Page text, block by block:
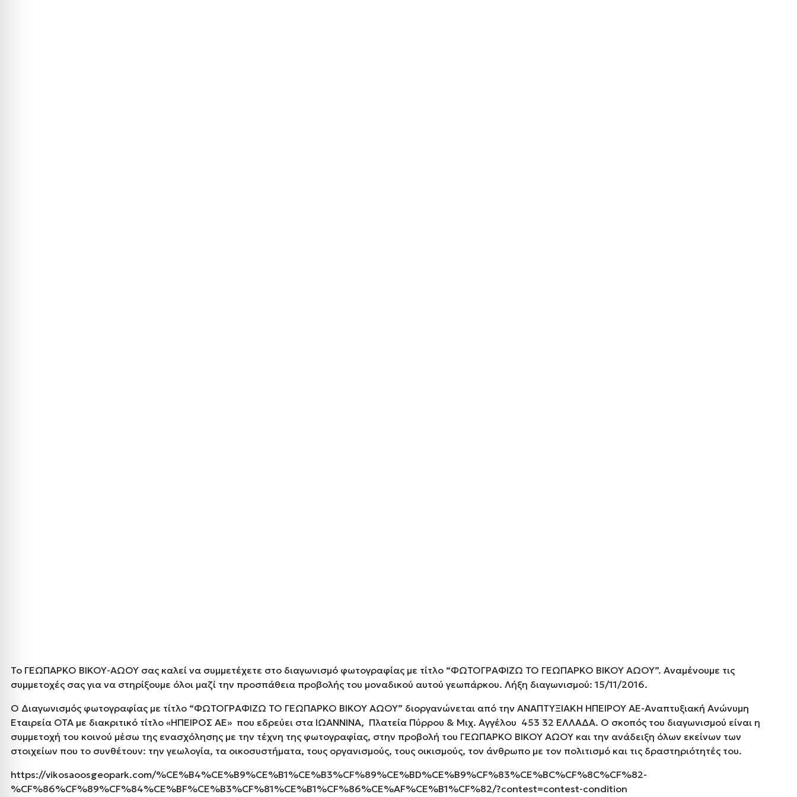
Το ΓΕΩΠΑΡΚΟ ΒΙΚΟΥ-ΑΩΟΥ σας καλεί να συμμετέχετε στο διαγωνισμό φωτογραφίας με τίτλο “ΦΩΤΟΓΡΑΦΙΖΩ ΤΟ ΓΕΩΠΑΡΚΟ ΒΙΚΟΥ ΑΩΟΥ”. Αναμένουμε τις
συμμετοχές σας για να στηρίξουμε όλοι μαζί την προσπάθεια προβολής του μοναδικού αυτού γεωπάρκου. Λήξη διαγωνισμού: 15/11/2016.
Ο Διαγωνισμός φωτογραφίας με τίτλο “ΦΩΤΟΓΡΑΦΙΖΩ ΤΟ ΓΕΩΠΑΡΚΟ ΒΙΚΟΥ ΑΩΟΥ” διοργανώνεται από την ΑΝΑΠΤΥΞΙΑΚΗ ΗΠΕΙΡΟΥ ΑΕ-Αναπτυξιακή Ανώνυμη
Εταιρεία ΟΤΑ με διακριτικό τίτλο «ΗΠΕΙΡΟΣ ΑΕ» που εδρεύει στα ΙΩΑΝΝΙΝΑ, Πλατεία Πύρρου & Μιχ. Αγγέλου 453 32 ΕΛΛΑΔΑ. Ο σκοπός του διαγωνισμού είναι η
συμμετοχή του κοινού μέσω της ενασχόλησης με την τέχνη της φωτογραφίας, στην προβολή του ΓΕΩΠΑΡΚΟ ΒΙΚΟΥ ΑΩΟΥ και την ανάδειξη όλων εκείνων των
στοιχείων που το συνθέτουν: την γεωλογία, τα οικοσυστήματα, τους οργανισμούς, τους οικισμούς, τον άνθρωπο με τον πολιτισμό και τις δραστηριότητές του.
https://vikosaoosgeopark.com/%CE%B4%CE%B9%CE%B1%CE%B3%CF%89%CE%BD%CE%B9%CF%83%CE%BC%CF%8C%CF%82-
%CF%86%CF%89%CF%84%CE%BF%CE%B3%CF%81%CE%B1%CF%86%CE%AF%CE%B1%CF%82/?contest=contest-condition